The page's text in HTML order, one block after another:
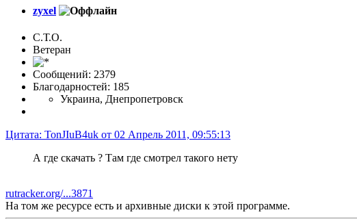
zyxel
С.Т.О.
Ветеран
Сообщений: 2379
Благодарностей: 185
Украина, Днепропетровск
Цитата: TonJIuB4uk от 02 Апрель 2011, 09:55:13
А где скачать ? Там где смотрел такого нету
rutracker.org/...3871
На том же ресурсе есть и архивные диски к этой программе.